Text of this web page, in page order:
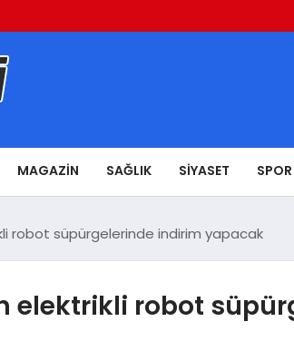
MAGAZIN SAĞLIK SIYASET SPOR
robot süpürgelerinde indirim yapacak
elektrikli robot